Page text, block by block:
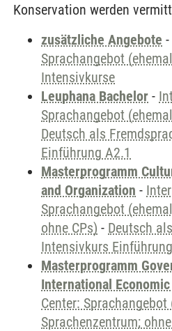
Konservation werden
zusätzliche Angebote -
Sprachangebot
Intensivkurse
Leuphana Bachelor -
Sprachangebot
Deutsch als
Einführung A2.1
Masterprogramm
and Organization -
Sprachangebot
ohne CPs) - Deutsch
Intensivkurs
Masterprogramm
International
Center: Sprachangebot
Sprachenzentrum;